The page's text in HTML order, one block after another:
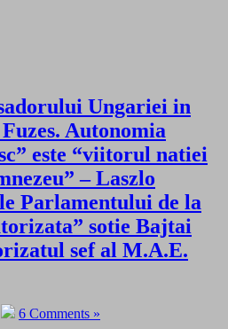
Ungariei in
Autonomia
este “viitorul natiei
– Laszlo
Parlamentului de la
sotie Bajtai
sef al M.A.E.
6 Comments »